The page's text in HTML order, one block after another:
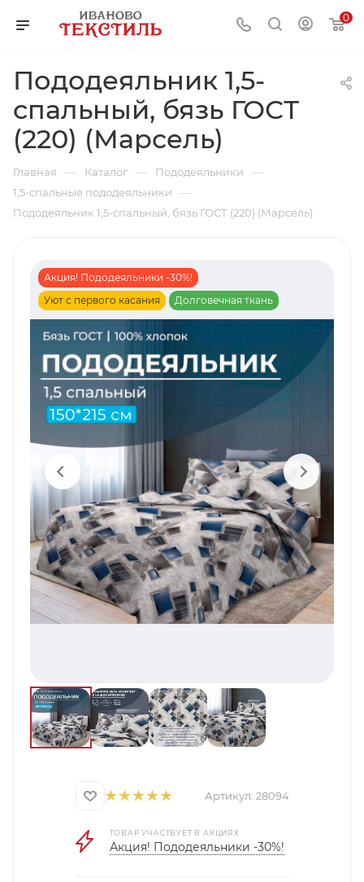
0
Пододеяльник 1,5-
спальный, бязь ГОСТ
(220) (Марсель)
Главная — Каталог — Пододеяльники —
1,5-спальные пододеяльники —
Пододеяльник 1,5-спальный, бязь ГОСТ (220) (Марсель)
Акция! Пододеяльники -30%!
Уют с первого касания
Долговечная ткань
Артикул: 28094
ТОВАР УЧАСТВУЕТ В АКЦИЯХ
Акция! Пододеяльники -30%!